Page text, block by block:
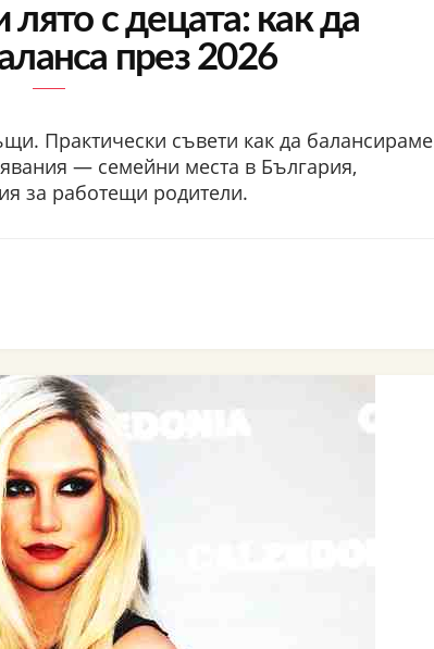
лято с децата: как да
през 2026
Практически съвети как да балансираме
— семейни места в България,
за работещи родители.